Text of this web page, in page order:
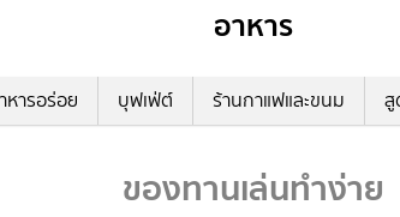
อาหาร
หารอร่อย บุฟเฟ่ต์ ร้านกาแฟและขนม สู
ของทานเล่นทำง่าย